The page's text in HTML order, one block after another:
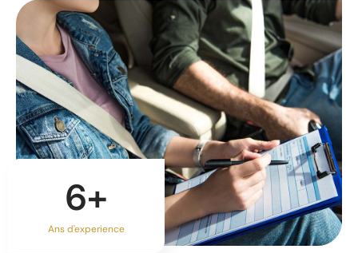
Ans d'experience
6+